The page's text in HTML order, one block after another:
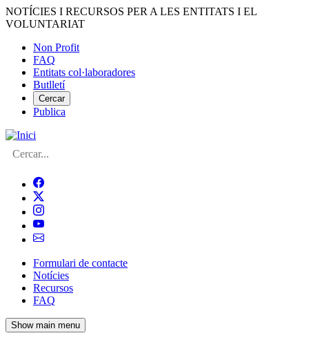
Vés
al
NOTÍCIES I RECURSOS PER A LES ENTITATS I EL
VOLUNTARIAT
Menú
del
compte
d'usuari
Non Profit
FAQ
Entitats col·laboradores
Butlletí
Cercar
Publica
Cerca
Navegació
principal
de
l'encapçalament
Formulari de contacte
Notícies
Recursos
FAQ
Show main menu